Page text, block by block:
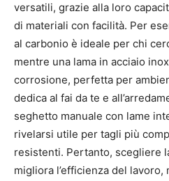
versatili, grazie alla loro
di materiali con facilità. Per
al carbonio è ideale per chi
mentre una lama in acciaio
corrosione, perfetta per
dedica al fai da te e
seghetto manuale con lame
rivelarsi utile per tagli più
resistenti. Pertanto, scegliere
migliora l’efficienza del lavoro,